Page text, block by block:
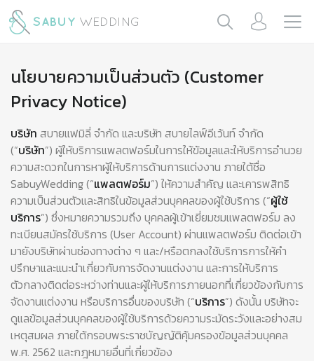
นโยบายความเป็นส่วนตัว (Customer
Privacy Notice)
บริษัท สบายแฟมิลี่ จำกัด และบริษัท สบายไลฟ์อีเว้นท์ จำกัด
(“บริษัท”) ผู้ให้บริการแพลตฟอร์มในการให้ข้อมูลและให้บริการอำนวย
ความสะดวกในการหาผู้ให้บริการด้านการแต่งงาน ภายใต้ชื่อ
SabuyWedding (“แพลตฟอร์ม”) ให้ความสำคัญ และเคารพสิทธิ
ความเป็นส่วนตัวและสิทธิในข้อมูลส่วนบุคคลของผู้ใช้บริการ (“ผู้ใช้
บริการ”) ซึ่งหมายความรวมถึง บุคคลผู้เข้าเยี่ยมชมแพลตฟอร์ม ลง
ทะเบียนสมัครใช้บริการ (User Account) ผ่านแพลตฟอร์ม ติดต่อเข้า
มายังบริษัทผ่านช่องทางต่าง ๆ และ/หรือตกลงใช้บริการการให้คำ
ปรึกษาและแนะนำเกี่ยวกับการจัดงานแต่งงาน และการให้บริการ
ตัวกลางติดต่อระหว่างท่านและผู้ให้บริการภายนอกที่เกี่ยวข้องกับการ
จัดงานแต่งงาน หรือบริการอื่นของบริษัท (“บริการ”) ดังนั้น บริษัทจะ
ดูแลข้อมูลส่วนบุคคลของผู้ใช้บริการด้วยความระมัดระวังและอย่างสม
เหตุสมผล ภายใต้กรอบพระราชบัญญัติคุ้มครองข้อมูลส่วนบุคคล
พ.ศ. 2562 และกฎหมายอื่นที่เกี่ยวข้อง